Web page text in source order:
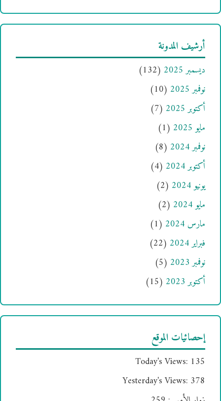
أرشيف المدونة
ديسمبر 2025
(132)
نوفمبر 2025
(10)
أكتوبر 2025
(7)
مايو 2025
(1)
نوفمبر 2024
(8)
أكتوبر 2024
(4)
يونيو 2024
(2)
مايو 2024
(2)
مارس 2024
(1)
فبراير 2024
(22)
نوفمبر 2023
(5)
أكتوبر 2023
(15)
إحصائيات الموقع
Today's Views: 135
Yesterday's Views: 378